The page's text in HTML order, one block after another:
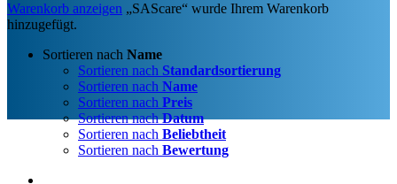
Warenkorb anzeigen „SAScare“ wurde Ihrem Warenkorb
hinzugefügt.
Sortieren nach Name
Sortieren nach Standardsortierung
Sortieren nach Name
Sortieren nach Preis
Sortieren nachDatum
Sortieren nach Beliebtheit
Sortieren nach Bewertung